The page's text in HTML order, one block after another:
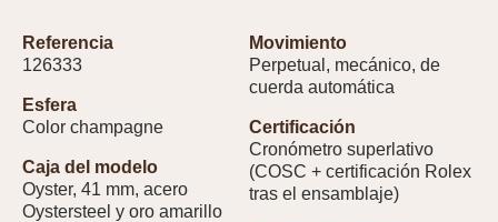
Referencia
126333
Esfera
Color champagne
Caja del modelo
Oyster, 41 mm, acero
Oystersteel y oro amarillo
Movimiento
Perpetual, mecánico, de
cuerda automática
Certificación
Cronómetro superlativo
(COSC + certificación Rolex
tras el ensamblaje)